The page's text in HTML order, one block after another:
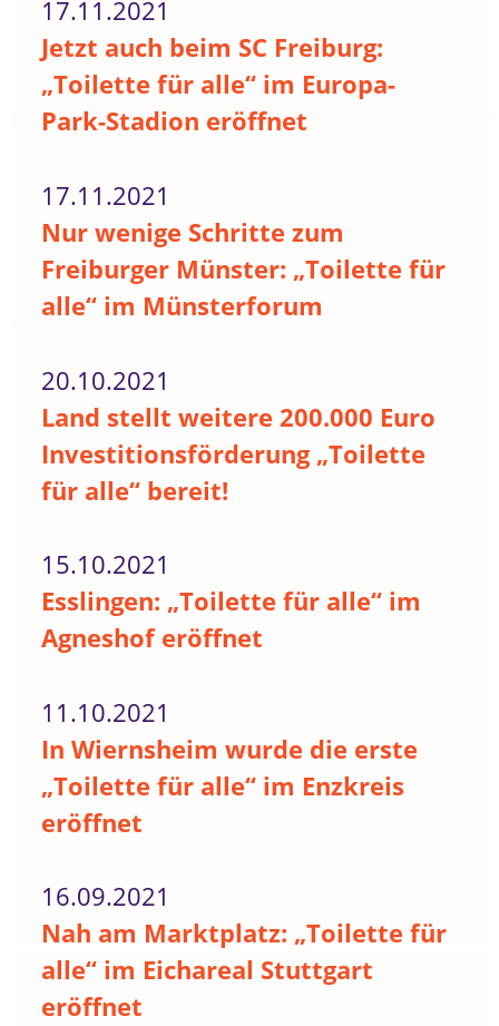
17.11.2021
Jetzt auch beim SC Freiburg:
„Toilette für alle“ im Europa-
Park-Stadion eröffnet
17.11.2021
Nur wenige Schritte zum
Freiburger Münster: „Toilette für
alle“ im Münsterforum
20.10.2021
Land stellt weitere 200.000 Euro
Investitionsförderung „Toilette
für alle“ bereit!
15.10.2021
Esslingen: „Toilette für alle“ im
Agneshof eröffnet
11.10.2021
In Wiernsheim wurde die erste
„Toilette für alle“ im Enzkreis
eröffnet
16.09.2021
Nah am Marktplatz: „Toilette für
alle“ im Eichareal Stuttgart
eröffnet